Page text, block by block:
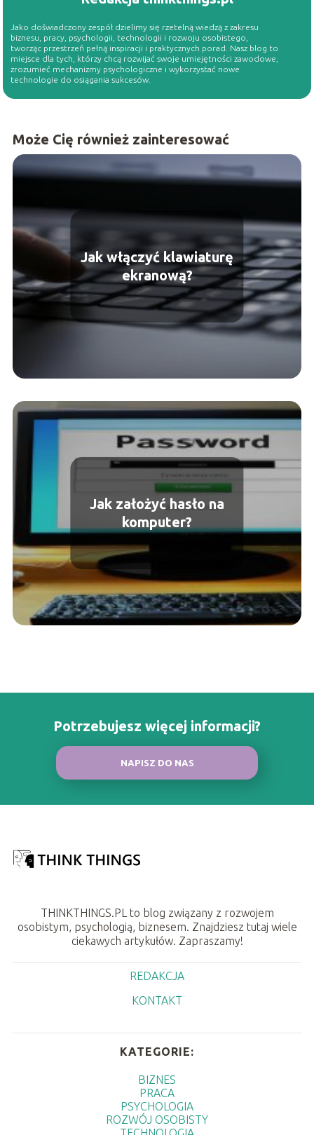
Jako doświadczony zespół dzielimy się rzetelną wiedzą z zakresu
biznesu, pracy, psychologii, technologii i rozwoju osobistego,
tworząc przestrzeń pełną inspiracji i praktycznych porad. Nasz blog to
miejsce dla tych, którzy chcą rozwijać swoje umiejętności zawodowe,
zrozumieć mechanizmy psychologiczne i wykorzystać nowe
technologie do osiągania sukcesów.
Może Cię również zainteresować
Jak włączyć klawiaturę
ekranową?
Jak założyć hasło na
komputer?
Potrzebujesz więcej informacji?
NAPISZ DO NAS
THINKTHINGS.PL to blog związany z rozwojem
osobistym, psychologią, biznesem. Znajdziesz tutaj wiele
ciekawych artykułów. Zapraszamy!
REDAKCJA
KONTAKT
KATEGORIE:
BIZNES
PRACA
PSYCHOLOGIA
ROZWÓJ OSOBISTY